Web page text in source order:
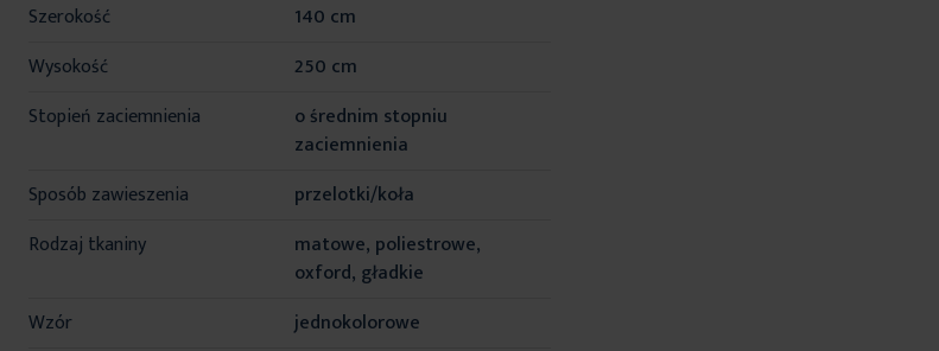
Szerokość
140 cm
Wysokość
250 cm
Stopień zaciemnienia
o średnim stopniu
zaciemnienia
Sposób zawieszenia
przelotki/koła
Rodzaj tkaniny
matowe, poliestrowe,
oxford, gładkie
Wzór
jednokolorowe